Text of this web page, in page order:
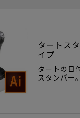
タートス
イプ
タートの日
スタンパー。